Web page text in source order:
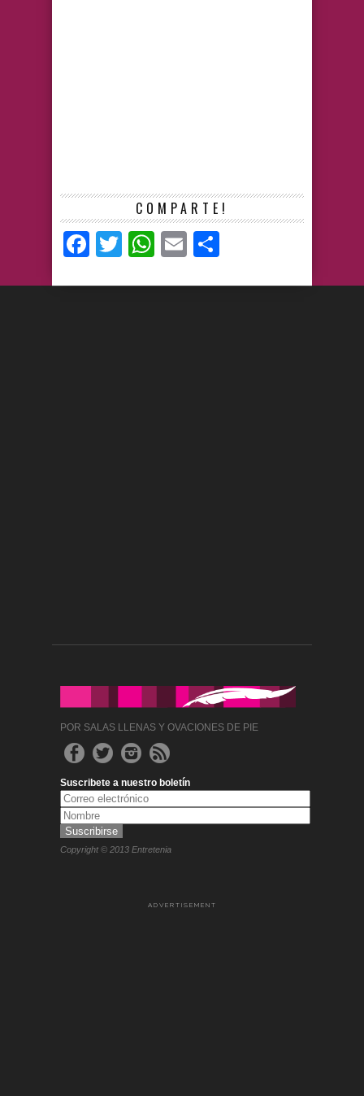
COMPARTE!
Facebook
TwitterWhatsApp
Email
POR SALAS LLENAS Y OVACIONES DE PIE
Suscribete a nuestro boletín
Copyright © 2013 Entretenia
ADVERTISEMENT